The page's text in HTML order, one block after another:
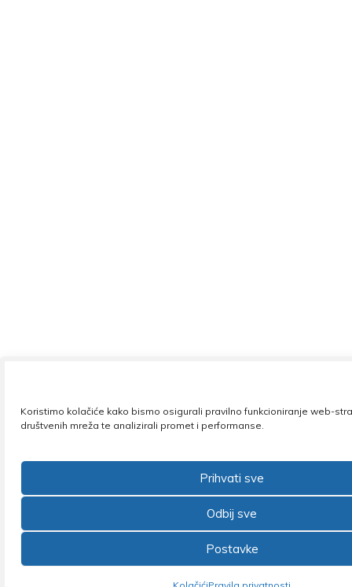
Koristimo kolačiće kako bismo osigurali pravilno funkcioniranje web-
društvenih mreža te analizirali promet i performanse.
Prihvati sve
Odbij sve
Postavke